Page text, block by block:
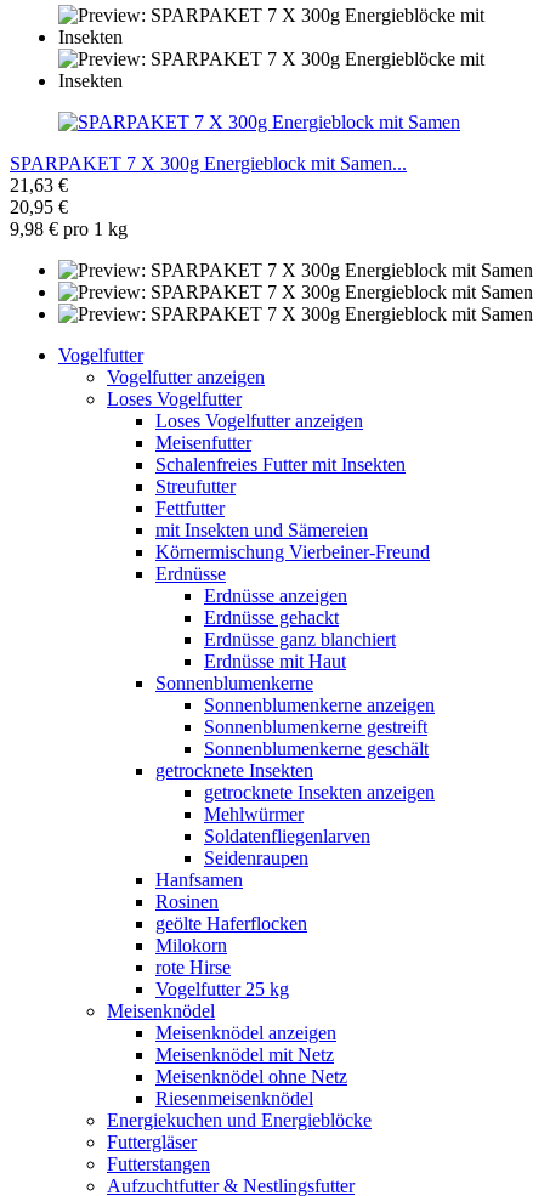
SPARPAKET 7 X 300g Energieblock mit Samen...
21,63 €
20,95 €
9,98 € pro 1 kg
Vogelfutter
Vogelfutter anzeigen
Loses Vogelfutter
Loses Vogelfutter anzeigen
Meisenfutter
Schalenfreies Futter mit Insekten
Streufutter
Fettfutter
mit Insekten und Sämereien
Körnermischung Vierbeiner-Freund
Erdnüsse
Erdnüsse anzeigen
Erdnüsse gehackt
Erdnüsse ganz blanchiert
Erdnüsse mit Haut
Sonnenblumenkerne
Sonnenblumenkerne anzeigen
Sonnenblumenkerne gestreift
Sonnenblumenkerne geschält
getrocknete Insekten
getrocknete Insekten anzeigen
Mehlwürmer
Soldatenfliegenlarven
Seidenraupen
Hanfsamen
Rosinen
geölte Haferflocken
Milokorn
rote Hirse
Vogelfutter 25 kg
Meisenknödel
Meisenknödel anzeigen
Meisenknödel mit Netz
Meisenknödel ohne Netz
Riesenmeisenknödel
Energiekuchen und Energieblöcke
Futtergläser
Futterstangen
Aufzuchtfutter & Nestlingsfutter